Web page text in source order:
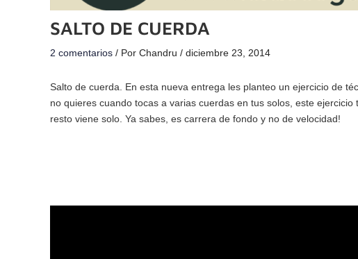
SALTO DE CUERDA
2 comentarios / Por Chandru / diciembre 23, 2014
Salto de cuerda. En esta nueva entrega les planteo un ejercicio de
no quieres cuando tocas a varias cuerdas en tus solos, este
resto viene solo. Ya sabes, es carrera de fondo y no de velocidad!